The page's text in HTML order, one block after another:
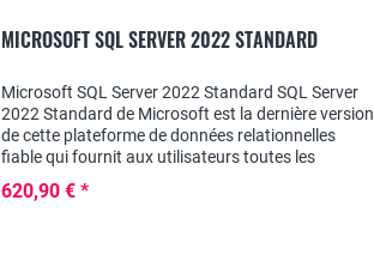
MICROSOFT SQL SERVER 2022 STANDARD
Microsoft SQL Server 2022 Standard SQL Server
2022 Standard de Microsoft est la dernière version
de cette plateforme de données relationnelles
fiable qui fournit aux utilisateurs toutes les
620,90 € *